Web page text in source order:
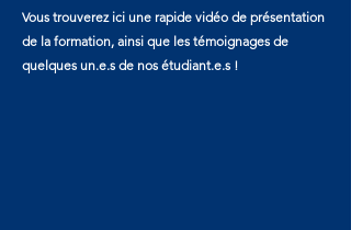
Vous trouverez ici une rapide vidéo de présentation
de la formation, ainsi que les témoignages de
quelques un.e.s de nos étudiant.e.s !